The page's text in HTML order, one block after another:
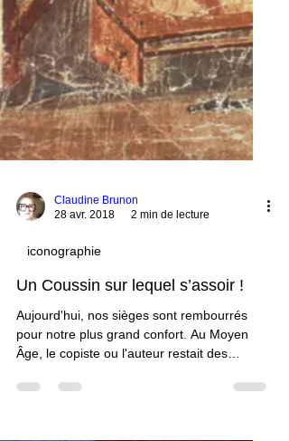
28 avr. 2018
iconographie
Un Coussin sur lequel s’assoir !
Aujourd'hui, nos sièges sont rembourrés
Âge, le copiste ou l'auteur restait des